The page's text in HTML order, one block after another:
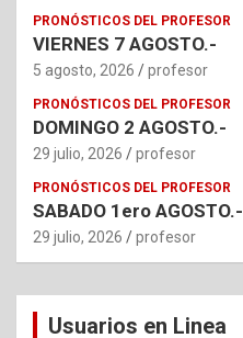
PRONÓSTICOS DEL PROFESOR
VIERNES 7 AGOSTO.-
5 agosto, 2026 profesor
PRONÓSTICOS DEL PROFESOR
DOMINGO 2 AGOSTO.-
29 julio, 2026 profesor
PRONÓSTICOS DEL PROFESOR
SABADO 1ero AGOSTO.-
29 julio, 2026 profesor
Usuarios en Linea